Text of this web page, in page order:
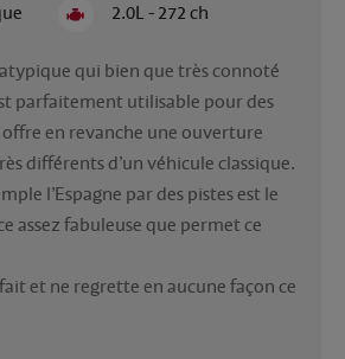
2.0L - 272 ch
atypique qui bien que très connoté
parfaitement utilisable pour des
en revanche une ouverture
différents d’un véhicule classique.
l’Espagne par des pistes est le
assez fabuleuse que permet ce
et ne regrette en aucune façon ce